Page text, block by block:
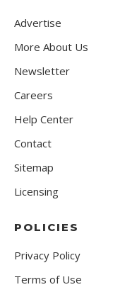
Advertise
More About Us
Newsletter
Careers
Help Center
Contact
Sitemap
Licensing
POLICIES
Privacy Policy
Terms of Use